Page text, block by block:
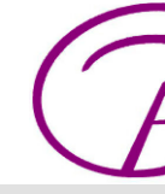
Doorgaan
inhoud